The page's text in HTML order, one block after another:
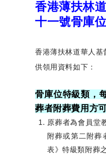
香港薄扶林
十一號骨庫
香港薄扶林道華人
供領用資料如下：
骨庫位特級類，
葬者附葬費用方可
原葬者為會員堂
附葬或第二附葬
表》特級類附葬